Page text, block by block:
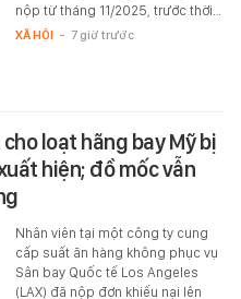
nộp từ tháng 11/2025, trước thời…
XÃ HỘI - 7 giờ trước
loạt hãng bay Mỹ bị
hiện; đồ mốc vẫn
Nhân viên tại một công ty cung
cấp suất ăn hàng không phục vụ
Sân bay Quốc tế Los Angeles
(LAX) đã nộp đơn khiếu nại lên